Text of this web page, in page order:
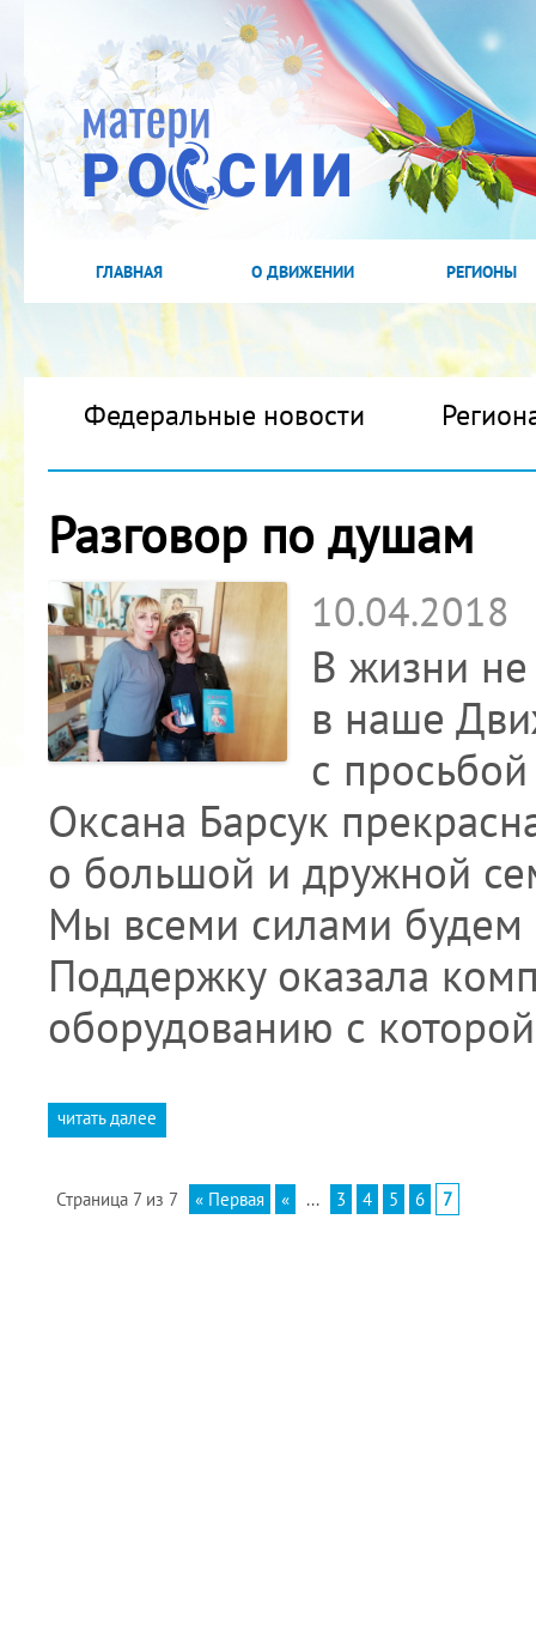
ГЛАВНАЯ О ДВИЖЕНИИ РЕГИОНЫ
Федеральные новости
Разговор по душам
10.04.2018
В жизни не
в наше
с
Оксана Барсук
о большой и дружной
Мы всеми силами будем
Поддержку оказала
оборудованию с
читать далее
Страница 7 из 7 « Первая « ... 3 4 5 6 7